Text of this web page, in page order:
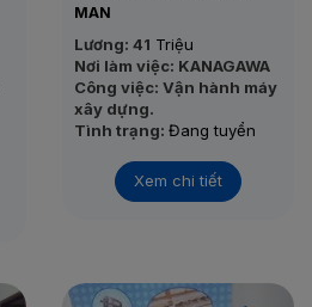
MAN
Lương: 41 Triệu
Nơi làm việc: KANAGAWA
Công việc: Vận hành máy
xây dựng.
Tình trạng: Đang tuyển
Xem chi tiết